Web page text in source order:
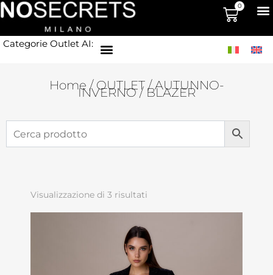
0
Categorie Outlet AI:
Home / OUTLET/AUTUNNO-
INVERNO/ BLAZER
Visualizzazione di 3 risultati